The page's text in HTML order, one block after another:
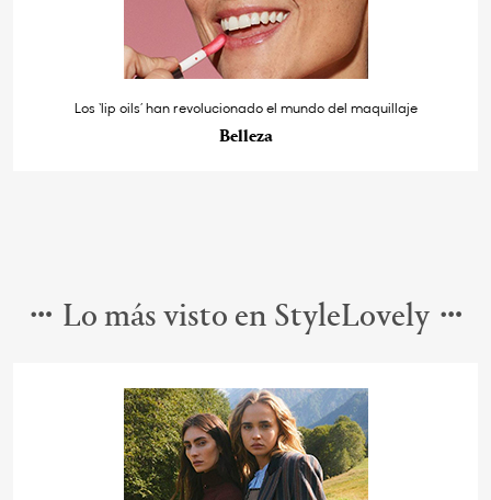
Los ‘lip oils’ han revolucionado el mundo del maquillaje
Belleza
Lo más visto en StyleLovely